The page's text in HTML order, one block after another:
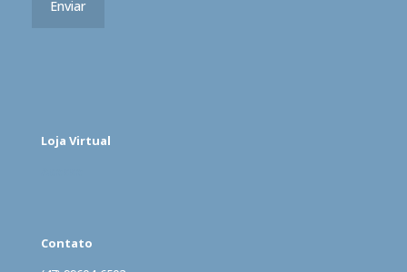
Loja Virtual
Contato